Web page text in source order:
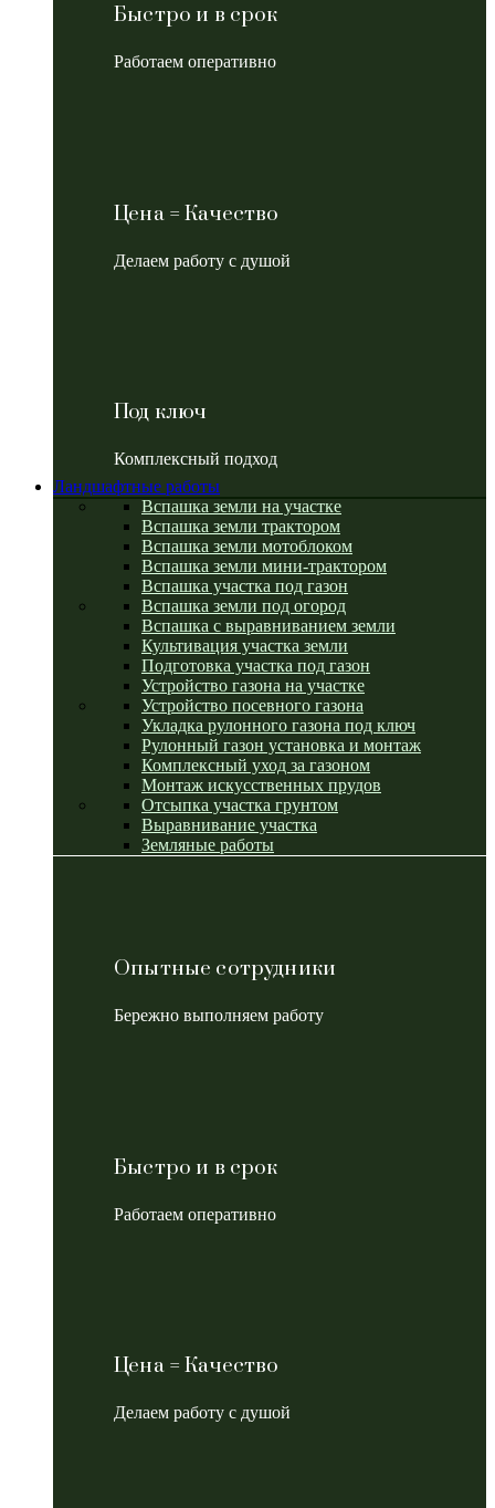
Быстро и в срок
Работаем оперативно
Цена = Качество
Делаем работу с душой
Под ключ
Комплексный подход
Ландшафтные работы
Вспашка земли на участке
Вспашка земли трактором
Вспашка земли мотоблоком
Вспашка земли мини-трактором
Вспашка участка под газон
Вспашка земли под огород
Вспашка с выравниванием земли
Культивация участка земли
Подготовка участка под газон
Устройство газона на участке
Устройство посевного газона
Укладка рулонного газона под ключ
Рулонный газон установка и монтаж
Комплексный уход за газоном
Монтаж искусственных прудов
Отсыпка участка грунтом
Выравнивание участка
Земляные работы
Опытные сотрудники
Бережно выполняем работу
Быстро и в срок
Работаем оперативно
Цена = Качество
Делаем работу с душой